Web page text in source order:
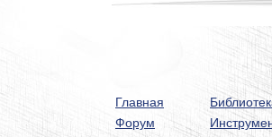
Главная
Форум